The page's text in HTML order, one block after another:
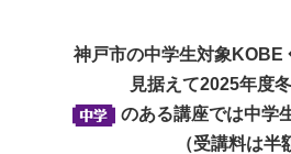
神戸市の中学生対象
見据えて2025年度
のある講座では中学
（受講料は半